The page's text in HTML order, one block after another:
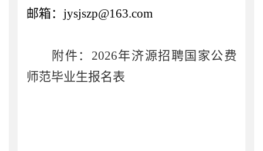
邮箱： jysjszp@163.com
附件： 2026年济源招聘国家公费
师范毕业生报名表